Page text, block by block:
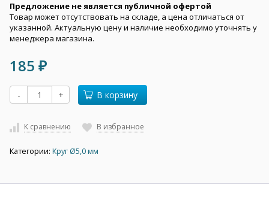
Предложение не является публичной офертой
Товар может отсутствовать на складе, а цена отличаться от
указанной. Актуальную цену и наличие необходимо уточнять у
менеджера магазина.
185 ₽
- + В корзину
К сравнению В избранное
Категории: Круг Ø5,0 мм